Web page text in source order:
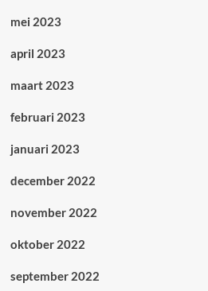
mei 2023
april 2023
maart 2023
februari 2023
januari 2023
december 2022
november 2022
oktober 2022
september 2022